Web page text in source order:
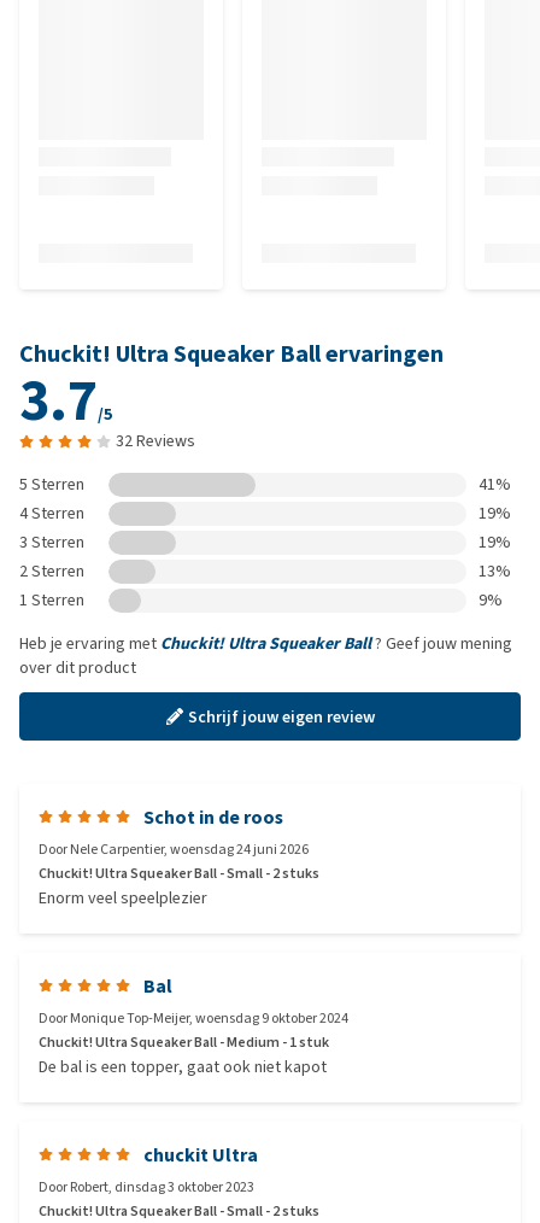
Chuckit! Ultra Squeaker Ball ervaringen
3.7/5
32 Reviews
5 Sterren
41%
4 Sterren
19%
3 Sterren
19%
2 Sterren
13%
1 Sterren
9%
Heb je ervaring met Chuckit! Ultra Squeaker Ball? Geef jouw mening
over dit product
Schrijf jouw eigen review
Schot in de roos
DoorNele Carpentier,woensdag 24 juni 2026
Chuckit! Ultra Squeaker Ball - Small - 2 stuks
Enorm veel speelplezier
Bal
DoorMonique Top-Meijer,woensdag 9 oktober 2024
Chuckit! Ultra Squeaker Ball - Medium - 1 stuk
De bal is een topper, gaat ook niet kapot
chuckit Ultra
DoorRobert, dinsdag 3 oktober 2023
Chuckit! Ultra Squeaker Ball - Small - 2 stuks